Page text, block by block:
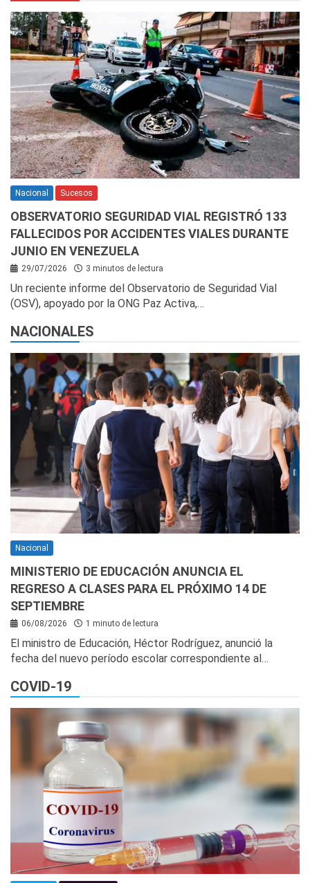
Nacional Sucesos
OBSERVATORIO SEGURIDAD VIAL REGISTRÓ 133
FALLECIDOS POR ACCIDENTES VIALES DURANTE
JUNIO EN VENEZUELA
29/07/2026 3 minutos de lectura
Un reciente informe del Observatorio de Seguridad Vial
(OSV), apoyado por la ONG Paz Activa,…
NACIONALES
Nacional
MINISTERIO DE EDUCACIÓN ANUNCIA EL
REGRESO A CLASES PARA EL PRÓXIMO 14 DE
SEPTIEMBRE
06/08/2026 1 minuto de lectura
El ministro de Educación, Héctor Rodríguez, anunció la
fecha del nuevo período escolar correspondiente al…
COVID-19